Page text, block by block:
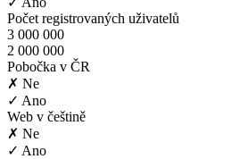
Počet registrovaných uživatelů
3 000 000
2 000 000
Pobočka v ČR
✗ Ne
✓ Ano
Web v češtině
✗ Ne
✓ Ano